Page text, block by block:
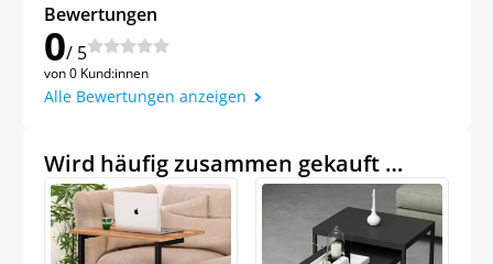
Bewertungen
0/ 5
von 0 Kund:innen
Alle Bewertungen anzeigen
Wird häufig zusammen gekauft …
Jetzt5% Rabatt